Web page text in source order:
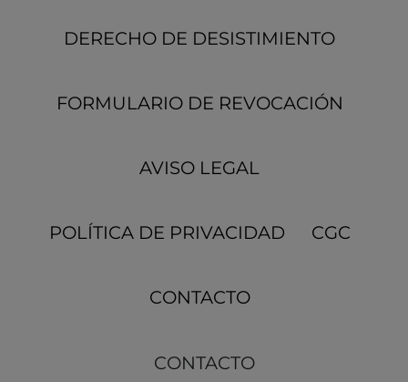
DERECHO DE DESISTIMIENTO
FORMULARIO DE REVOCACIÓN
AVISO LEGAL
POLÍTICA DE PRIVACIDAD CGC
CONTACTO
CONTACTO